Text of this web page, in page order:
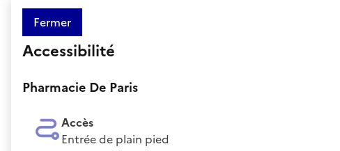
Fermer
Accessibilité
Pharmacie De Paris
Accès
Entrée de plain pied